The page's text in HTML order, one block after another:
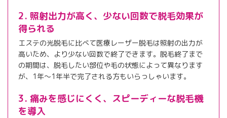
2. 照射出力が高く、少ない回数で脱毛効果が
得られる
エステの光脱毛に比べて医療レーザー脱毛は照射の出力が
高いため、より少ない回数で終了できます。脱毛終了まで
の期間は、脱毛したい部位や毛の状態によって異なります
が、1年～1年半で完了される方もいらっしゃいます。
3. 痛みを感じにくく、スピーディーな脱毛機
を導入